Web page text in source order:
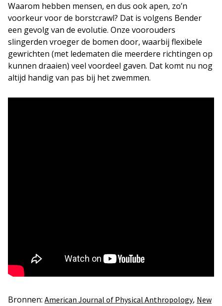
Waarom hebben mensen, en dus ook apen, zo’n
voorkeur voor de borstcrawl? Dat is volgens Bender
een gevolg van de evolutie. Onze voorouders
slingerden vroeger de bomen door, waarbij flexibele
gewrichten (met ledematen die meerdere richtingen op
kunnen draaien) veel voordeel gaven. Dat komt nu nog
altijd handig van pas bij het zwemmen.
Bronnen: American Journal of Physical Anthropology, New